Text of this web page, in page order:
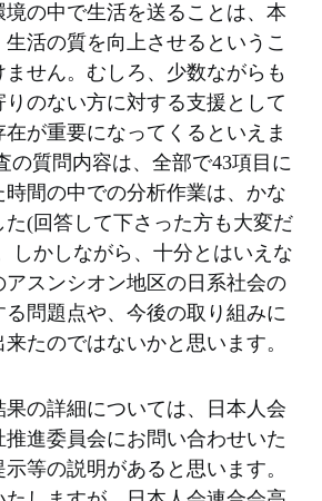
の中で生活を送ることは、本
生活の質を向上させるというこ
ません。むしろ、少数ながらも
のない方に対する支援として
が重要になってくるといえま
質問内容は、全部で43項目に
時間の中での分析作業は、かな
た(回答して下さった方も大変だ
しかしながら、十分とはいえな
アスンシオン地区の日系社会の
問題点や、今後の取り組みに
たのではないかと思います。
の詳細については、日本人会
進委員会にお問い合わせいた
等の説明があると思います。